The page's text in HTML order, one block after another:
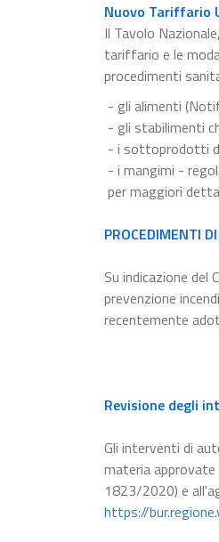
Nuovo Tariffario
Il Tavolo
tariffario e le
procedimenti
- gli alimenti
- gli stabilimenti
- i sottoprodotti
- i mangimi -
per maggiori
PROCEDIMENTI
Su indicazione del
prevenzione
recentemente
Revisione degli
Gli interventi di
materia approvate
1823/2020) e
https://